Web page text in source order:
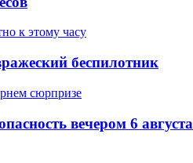
беспилотник
вечером 6 августа